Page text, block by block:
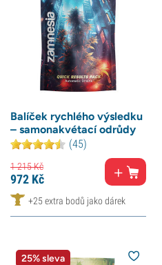
Balíček rychlého výsledku
– samonakvétací odrůdy
(45)
1 215Kč
972 Kč
+25 extra bodů jako dárek
25% sleva